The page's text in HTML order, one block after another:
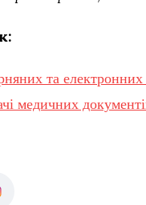
та електронних
медичних